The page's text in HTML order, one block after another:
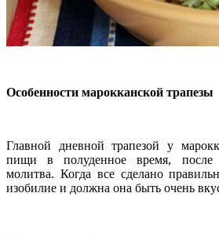
Особенности марокканской трапезы
Главной дневной трапезой у
пищи в полуденное время, после
молитва. Когда все сделано
изобилие и должна она быть очень